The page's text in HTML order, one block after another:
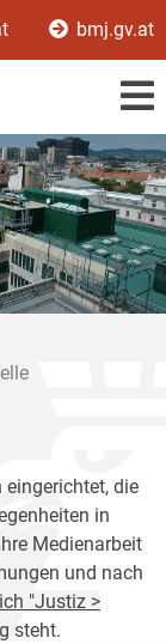
bmj.gv.at
die
in
Medienarbeit
und nach
"Justiz >
steht.